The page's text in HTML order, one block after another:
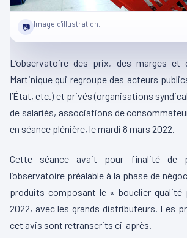
📷 Image d'illustration.
L’observatoire des prix, des marges et
Martinique qui regroupe des acteurs
l’État, etc.) et privés (organisations
de salariés, associations de
en séance plénière, le mardi 8 mars 2022.
Cette séance avait pour finalité de
l’observatoire préalable à la phase de
produits composant le « bouclier qualité
2022, avec les grands distributeurs. Les
cet avis sont retranscrits ci-après.